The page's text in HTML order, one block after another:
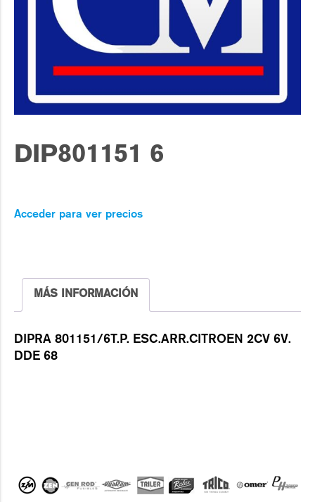
DIP801151 6
Acceder para ver precios
MÁS INFORMACIÓN
DIPRA 801151/6T.P. ESC.ARR.CITROEN 2CV 6V.
DDE 68